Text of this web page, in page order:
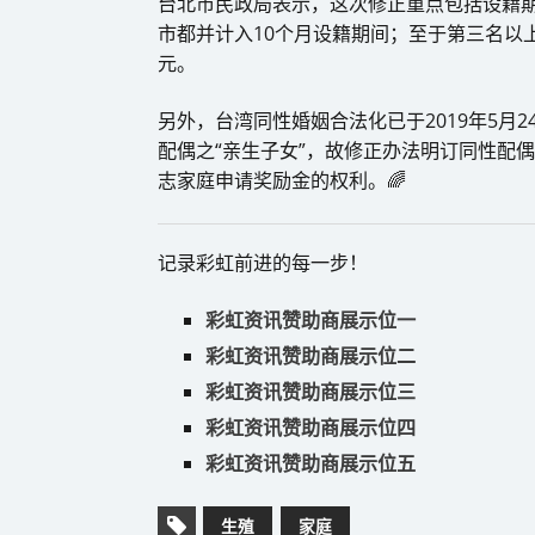
市都并计入10个月设籍期间；至于第三名
元。
另外，台湾同性婚姻合法化已于2019年5月
配偶之“亲生子女”，故修正办法明订同性配
志家庭申请奖励金的权利。🌈
记录彩虹前进的每一步！
彩虹资讯赞助商展示位一
彩虹资讯赞助商展示位二
彩虹资讯赞助商展示位三
彩虹资讯赞助商展示位四
彩虹资讯赞助商展示位五
生殖 家庭